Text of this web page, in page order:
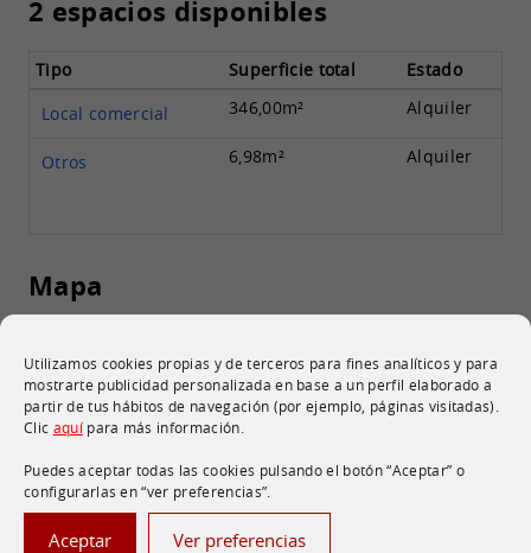
Utilizamos cookies propias y de terceros para fines analíticos y para
mostrarte publicidad personalizada en base a un perfil elaborado a
partir de tus hábitos de navegación (por ejemplo, páginas visitadas).
Clic aquípara más información.
Puedes aceptar todas las cookies pulsando el botón “Aceptar” o
configurarlas en “ver preferencias”.
Aceptar Ver preferencias
2 espacios disponibles
Tipo Superficie total
Estado
Local comercial
346,00m² Alquiler
Otros 6,98m² Alquiler
Mapa
C. Bordalaborda, 6, (20110) Pasaia -
Gipuzkoa
Ver en Google Maps